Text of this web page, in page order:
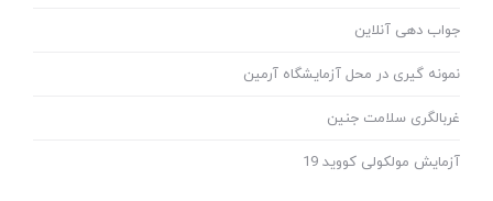
جواب دهی آنلاین
نمونه گیری در محل آزمایشگاه آرمین
غربالگری سلامت جنین
آزمایش مولکولی کووید 19